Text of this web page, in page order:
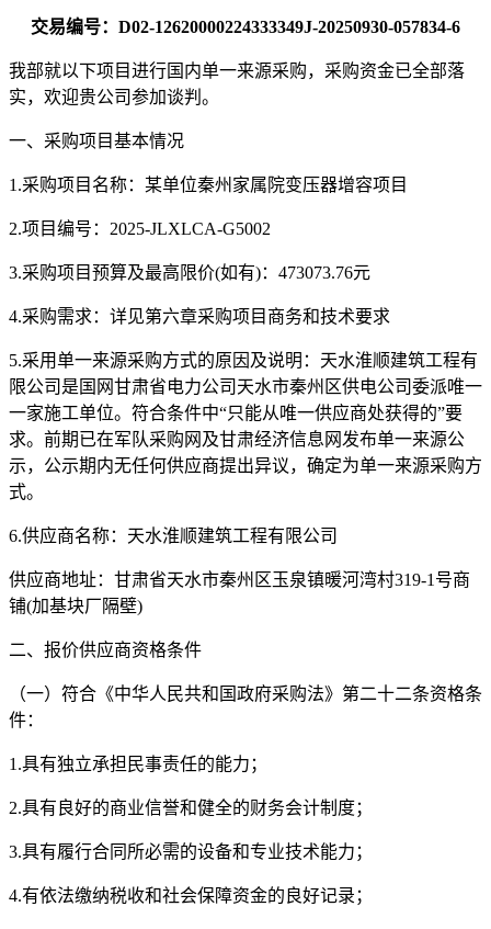
交易编号： D02-12620000224333349J-20250930-057834-6
我部就以下项目进行国内单一来源采购，采购资金已全部落
实，欢迎贵公司参加谈判。
一、采购项目基本情况
1.采购项目名称： 某单位秦州家属院变压器增容项目
2.项目编号： 2025-JLXLCA-G5002
3.采购项目预算及最高限价(如有)： 473073.76元
4.采购需求：详见第六章采购项目商务和技术要求
5.采用单一来源采购方式的原因及说明：天水淮顺建筑工程有
限公司是国网甘肃省电力公司天水市秦州区供电公司委派唯一
一家施工单位。符合条件中“只能从唯一供应商处获得的”要
求。前期已在军队采购网及甘肃经济信息网发布单一来源公
示，公示期内无任何供应商提出异议，确定为单一来源采购方
式。
6.供应商名称：天水淮顺建筑工程有限公司
供应商地址：甘肃省天水市秦州区玉泉镇暖河湾村319-1号商
铺(加基块厂隔壁)
二、报价供应商资格条件
（一）符合《中华人民共和国政府采购法》第二十二条资格条
件：
1.具有独立承担民事责任的能力；
2.具有良好的商业信誉和健全的财务会计制度；
3.具有履行合同所必需的设备和专业技术能力；
4.有依法缴纳税收和社会保障资金的良好记录；